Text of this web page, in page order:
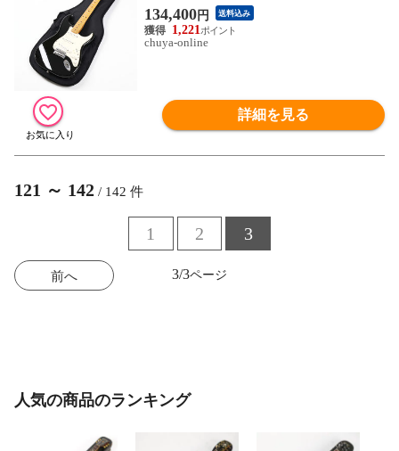
lack 2012年製 GKピックアップ内蔵ストラ
トキャスター フェンダー ローランド
134,400円 送料込み
1,221
chuya-online
詳細を見る
121 ～ 142 / 142 件
前へ
1 2 3
3/3
人気の商品のランキング